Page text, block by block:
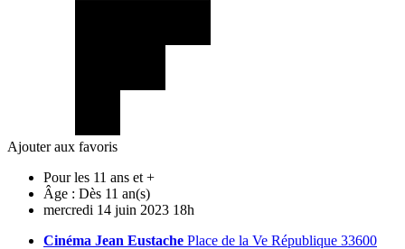
Ajouter aux favoris
Pour les 11 ans et +
Âge : Dès 11 an(s)
mercredi 14 juin 2023 18h
Cinéma Jean Eustache Place de la Ve République 33600